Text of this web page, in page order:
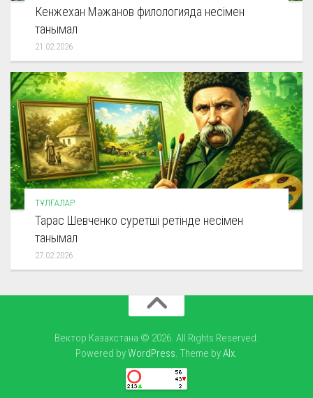
Кенжехан Мәжанов филологияда несімен
танымал
21.02.2026
ТҰЛҒАЛАР
Тарас Шевченко суретші ретінде несімен
танымал
27.02.2026
Вектор Казахстана © 2026. All Rights Reserved.
Powered byWordPress. Theme byAlx.